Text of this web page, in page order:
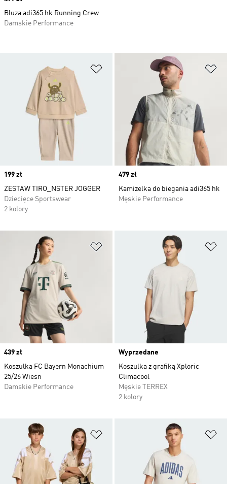
Dodaj do listy życzeń
Price
199 zł
ZESTAW TIRO_NSTER JOGGER
Dziecięce Sportswear
2 kolory
Price
479 zł
Kamizelka do biegania adi365 hk
Męskie Performance
Dodaj do listy życzeń
Price
439 zł
Koszulka FC Bayern Monachium
25/26 Wiesn
Damskie Performance
Wyprzedane
Koszulka z grafiką Xploric
Climacool
Męskie TERREX
2 kolory
Dodaj do listy życzeń
Bluza adi365 hk Running Crew
Damskie Performance